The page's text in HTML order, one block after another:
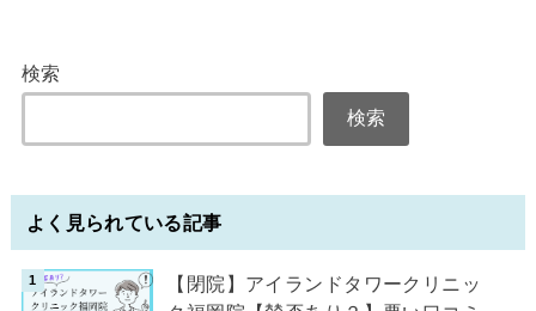
検索
検索
よく見られている記事
【閉院】アイランドタワークリニッ